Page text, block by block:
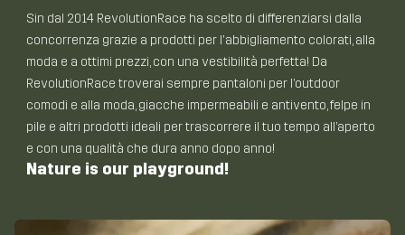
Sin dal 2014 RevolutionRace ha scelto di differenziarsi dalla
concorrenza grazie a prodotti per l'abbigliamento colorati, alla
moda e a ottimi prezzi, con una vestibilità perfetta! Da
RevolutionRace troverai sempre pantaloni per l’outdoor
comodi e alla moda, giacche impermeabili e antivento, felpe in
pile e altri prodotti ideali per trascorrere il tuo tempo all’aperto
e con una qualità che dura anno dopo anno!
Nature is our playground!